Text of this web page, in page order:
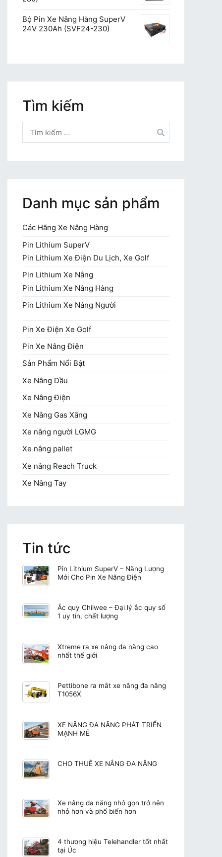
Bộ Pin Xe Nâng Hàng SuperV
24V 230Ah (SVF24-230)
Tìm kiếm
kiếm
cho:
Danh mục sản phẩm
Các Hãng Xe Nâng Hàng
Pin Lithium SuperV
Pin Lithium Xe Điện Du Lịch, Xe Golf
Pin Lithium Xe Nâng
Pin Lithium Xe Nâng Hàng
Pin Lithium Xe Nâng Người
Pin Xe Điện Xe Golf
Pin Xe Nâng Điện
Sản Phẩm Nổi Bật
Xe Nâng Dầu
Xe Nâng Điện
Xe Nâng Gas Xăng
Xe nâng người LGMG
Xe nâng pallet
Xe nâng Reach Truck
Xe Nâng Tay
Tin tức
Pin Lithium SuperV – Năng Lượng
Mới Cho Pin Xe Nâng Điện
Ắc quy Chilwee – Đại lý ắc quy số
1 uy tín, chất lượng
Xtreme ra xe nâng đa năng cao
nhất thế giới
Pettibone ra mắt xe nâng đa năng
T1056X
XE NÂNG ĐA NĂNG PHÁT TRIỂN
MẠNH MẼ
CHO THUÊ XE NÂNG ĐA NĂNG
Xe nâng đa năng nhỏ gọn trở nên
nhỏ hơn và phổ biến hơn
4 thương hiệu Telehandler tốt nhất
tại Úc